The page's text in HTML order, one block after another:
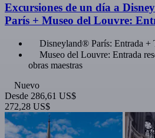
Excursiones de un día a
París + Museo del Louvre:
Disneyland® París: Entrada +
Museo del Louvre: Entrada
obras maestras
Nuevo
Desde 286,61 US$
272,28 US$